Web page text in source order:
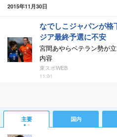
2015年11月30日
なでしこジャパンが
ジア最終予選に不安
宮間あやらベテラン勢が
内容
東スポWEB
11:01
主要 国内